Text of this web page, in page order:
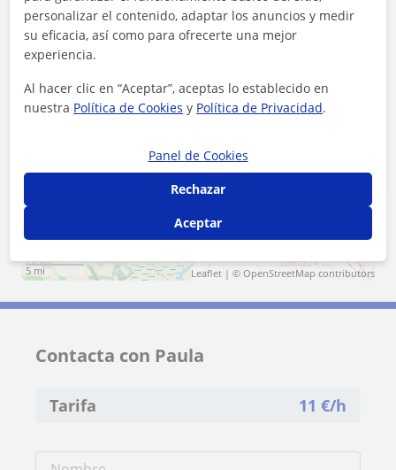
Tomares
Sevilla (Ciudad)
San Juan de Aznalfarache
Palomares del Río
10 km
5 mi
Leaflet | © OpenStreetMap contributors
Contacta con Paula
Tarifa 11 €/h
personalizar el contenido, adaptar los anuncios y medir
su eficacia, así como para ofrecerte una mejor
experiencia.
Al hacer clic en “Aceptar”, aceptas lo establecido en
nuestra Política de Cookies y Política de Privacidad.
Panel de Cookies
Rechazar
Aceptar